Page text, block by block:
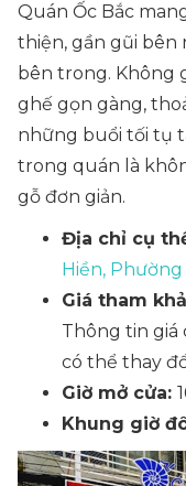
Quán Ốc Bắc
thiện, gần gũi bên
bên trong. Không
ghế gọn gàng,
những buổi tối tụ
trong quán là
gỗ đơn giản.
Địa chỉ cụ
Hiền, Phường
Giá tham
Thông tin giá
có thể thay
Giờ mở cửa:
Khung giờ